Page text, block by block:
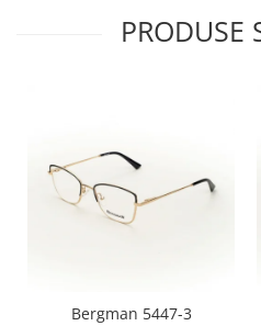
PRODUSE
Bergman 5447-3